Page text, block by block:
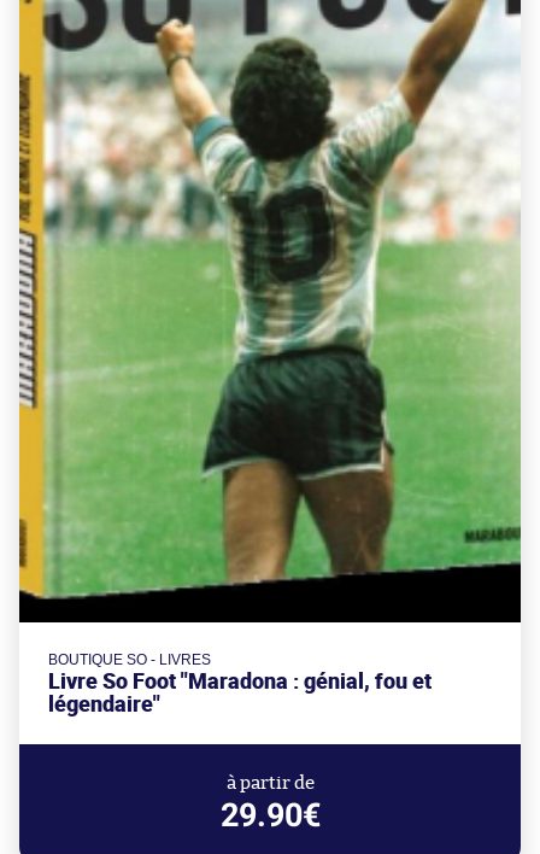
BOUTIQUE SO - LIVRES
Livre So Foot "Maradona : génial, fou et
légendaire"
à partir de
29.90€